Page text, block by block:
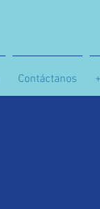
Contáctanos +